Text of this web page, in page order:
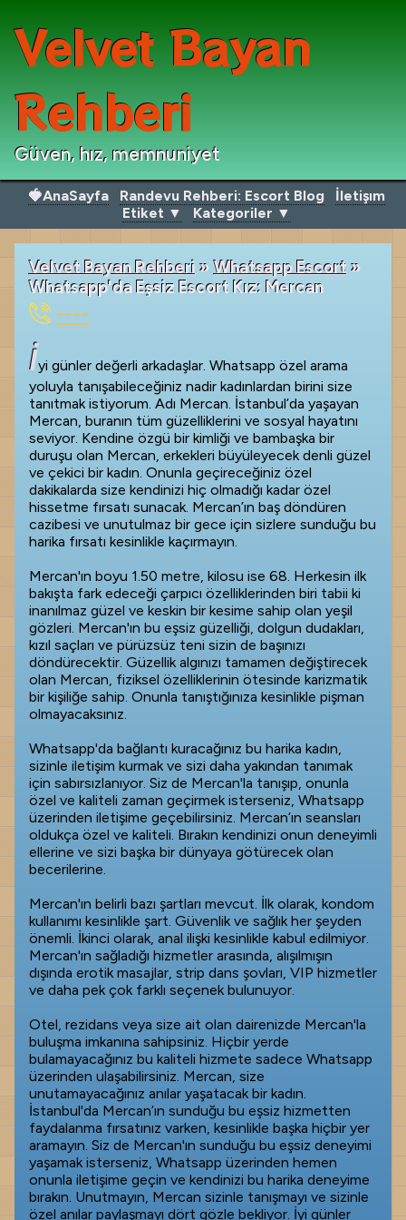
Velvet Bayan
Rehberi
Güven, hız, memnuniyet
🍓AnaSayfa Randevu Rehberi: Escort Blog
İletişım
Etiket ▼
Kategoriler ▼
Velvet Bayan Rehberi »Whatsapp Escort »
Whatsapp'da Eşsiz Escort Kız: Mercan
----
İyi günler değerli arkadaşlar. Whatsapp özel arama
yoluyla tanışabileceğiniz nadir kadınlardan birini size
tanıtmak istiyorum. Adı Mercan. İstanbul’da yaşayan
Mercan, buranın tüm güzelliklerini ve sosyal hayatını
seviyor. Kendine özgü bir kimliği ve bambaşka bir
duruşu olan Mercan, erkekleri büyüleyecek denli güzel
ve çekici bir kadın. Onunla geçireceğiniz özel
dakikalarda size kendinizi hiç olmadığı kadar özel
hissetme fırsatı sunacak. Mercan’ın baş döndüren
cazibesi ve unutulmaz bir gece için sizlere sunduğu bu
harika fırsatı kesinlikle kaçırmayın.
Mercan'ın boyu 1.50 metre, kilosu ise 68. Herkesin ilk
bakışta fark edeceği çarpıcı özelliklerinden biri tabii ki
inanılmaz güzel ve keskin bir kesime sahip olan yeşil
gözleri. Mercan'ın bu eşsiz güzelliği, dolgun dudakları,
kızıl saçları ve pürüzsüz teni sizin de başınızı
döndürecektir. Güzellik algınızı tamamen değiştirecek
olan Mercan, fiziksel özelliklerinin ötesinde karizmatik
bir kişiliğe sahip. Onunla tanıştığınıza kesinlikle pişman
olmayacaksınız.
Whatsapp'da bağlantı kuracağınız bu harika kadın,
sizinle iletişim kurmak ve sizi daha yakından tanımak
için sabırsızlanıyor. Siz de Mercan'la tanışıp, onunla
özel ve kaliteli zaman geçirmek isterseniz, Whatsapp
üzerinden iletişime geçebilirsiniz. Mercan’ın seansları
oldukça özel ve kaliteli. Bırakın kendinizi onun deneyimli
ellerine ve sizi başka bir dünyaya götürecek olan
becerilerine.
Mercan'ın belirli bazı şartları mevcut. İlk olarak, kondom
kullanımı kesinlikle şart. Güvenlik ve sağlık her şeyden
önemli. İkinci olarak, anal ilişki kesinlikle kabul edilmiyor.
Mercan'ın sağladığı hizmetler arasında, alışılmışın
dışında erotik masajlar, strip dans şovları, VIP hizmetler
ve daha pek çok farklı seçenek bulunuyor.
Otel, rezidans veya size ait olan dairenizde Mercan'la
buluşma imkanına sahipsiniz. Hiçbir yerde
bulamayacağınız bu kaliteli hizmete sadece Whatsapp
üzerinden ulaşabilirsiniz. Mercan, size
unutamayacağınız anılar yaşatacak bir kadın.
İstanbul'da Mercan’ın sunduğu bu eşsiz hizmetten
faydalanma fırsatınız varken, kesinlikle başka hiçbir yer
aramayın. Siz de Mercan'ın sunduğu bu eşsiz deneyimi
yaşamak isterseniz, Whatsapp üzerinden hemen
onunla iletişime geçin ve kendinizi bu harika deneyime
bırakın. Unutmayın, Mercan sizinle tanışmayı ve sizinle
özel anılar paylaşmayı dört gözle bekliyor. İyi günler